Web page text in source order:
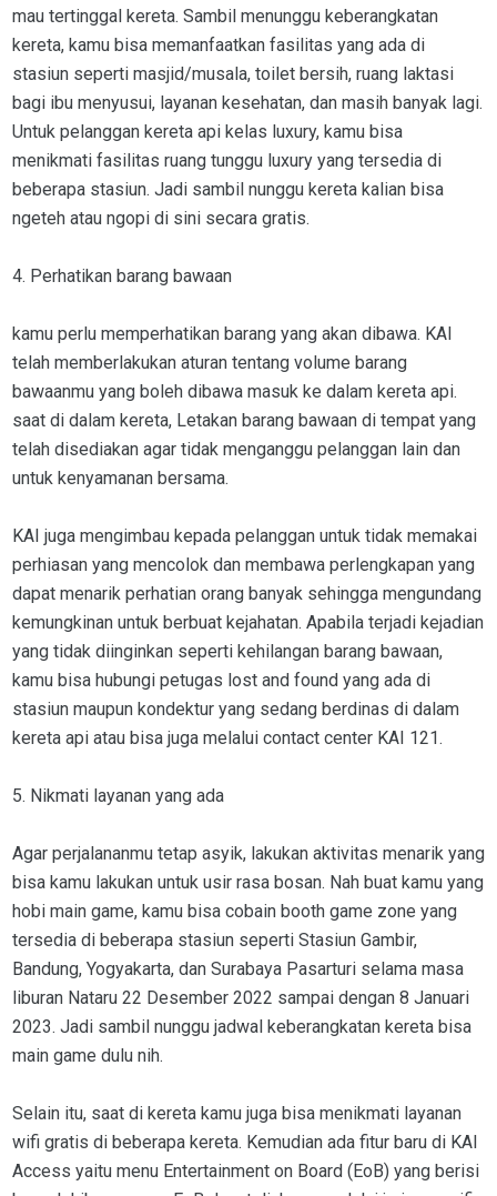
mau tertinggal kereta. Sambil menunggu keberangkatan
kereta, kamu bisa memanfaatkan fasilitas yang ada di
stasiun seperti masjid/musala, toilet bersih, ruang laktasi
bagi ibu menyusui, layanan kesehatan, dan masih banyak lagi.
Untuk pelanggan kereta api kelas luxury, kamu bisa
menikmati fasilitas ruang tunggu luxury yang tersedia di
beberapa stasiun. Jadi sambil nunggu kereta kalian bisa
ngeteh atau ngopi di sini secara gratis.
4. Perhatikan barang bawaan
kamu perlu memperhatikan barang yang akan dibawa. KAI
telah memberlakukan aturan tentang volume barang
bawaanmu yang boleh dibawa masuk ke dalam kereta api.
saat di dalam kereta, Letakan barang bawaan di tempat yang
telah disediakan agar tidak menganggu pelanggan lain dan
untuk kenyamanan bersama.
KAI juga mengimbau kepada pelanggan untuk tidak memakai
perhiasan yang mencolok dan membawa perlengkapan yang
dapat menarik perhatian orang banyak sehingga mengundang
kemungkinan untuk berbuat kejahatan. Apabila terjadi kejadian
yang tidak diinginkan seperti kehilangan barang bawaan,
kamu bisa hubungi petugas lost and found yang ada di
stasiun maupun kondektur yang sedang berdinas di dalam
kereta api atau bisa juga melalui contact center KAI 121.
5. Nikmati layanan yang ada
Agar perjalananmu tetap asyik, lakukan aktivitas menarik yang
bisa kamu lakukan untuk usir rasa bosan. Nah buat kamu yang
hobi main game, kamu bisa cobain booth game zone yang
tersedia di beberapa stasiun seperti Stasiun Gambir,
Bandung, Yogyakarta, dan Surabaya Pasarturi selama masa
liburan Nataru 22 Desember 2022 sampai dengan 8 Januari
2023. Jadi sambil nunggu jadwal keberangkatan kereta bisa
main game dulu nih.
Selain itu, saat di kereta kamu juga bisa menikmati layanan
wifi gratis di beberapa kereta. Kemudian ada fitur baru di KAI
Access yaitu menu Entertainment on Board (EoB) yang berisi